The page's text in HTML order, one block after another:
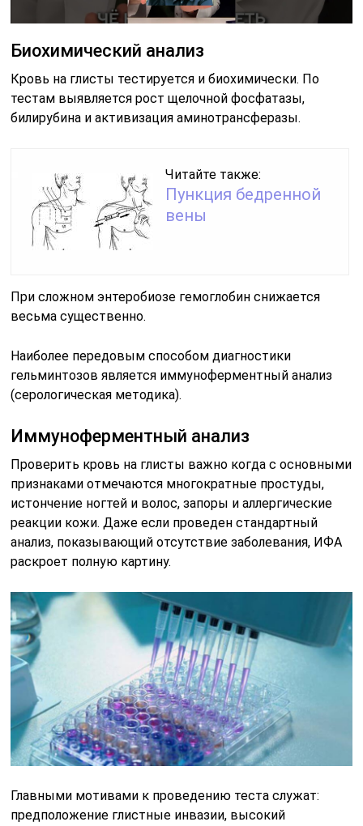
Биохимический анализ
Кровь на глисты тестируется и биохимически. По
тестам выявляется рост щелочной фосфатазы,
билирубина и активизация аминотрансферазы.
Читайте также:
Пункция бедренной
вены
При сложном энтеробиозе гемоглобин снижается
весьма существенно.
Наиболее передовым способом диагностики
гельминтозов является иммуноферментный анализ
(серологическая методика).
Иммуноферментный анализ
Проверить кровь на глисты важно когда с основными
признаками отмечаются многократные простуды,
истончение ногтей и волос, запоры и аллергические
реакции кожи. Даже если проведен стандартный
анализ, показывающий отсутствие заболевания, ИФА
раскроет полную картину.
Главными мотивами к проведению теста служат:
предположение глистные инвазии, высокий